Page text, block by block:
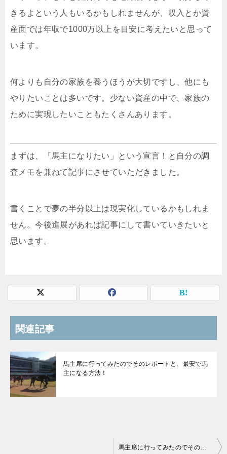
きるよという人もいるかもしれませんが、収入とか資
産面では年収で1000万以上を目安に考えたいと思って
います。
何よりも自分の家族を養うほうが大切ですし、他にも
やりたいことは多いです。少ない資産の中で、家族の
ために実現したいこともたくさんあります。
まずは、「馬主になりたい」という宣言！と自分の調
査メモを兼ねて記事にさせていただきました。
書くことで夢の半分以上は現実化しているかもしれま
せん。今後進展があれば記事にして書いていきたいと
思います。
関連記事
馬主席に行ってみたのでそのレポートと、最安で馬
主になる方法！
馬主席に行ってみたのでそのレポートと、最安で馬主になる方法！